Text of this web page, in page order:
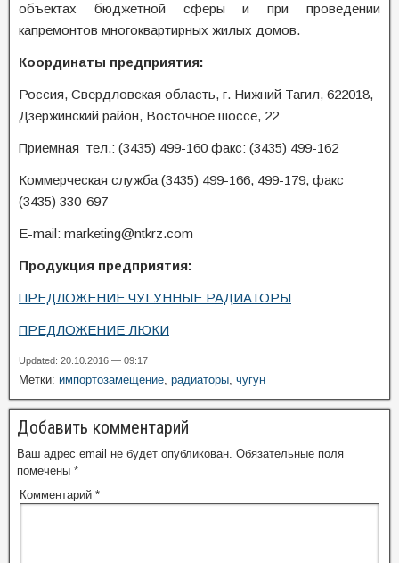
объектах бюджетной сферы и при проведении
капремонтов многоквартирных жилых домов.
Координаты предприятия:
Россия, Свердловская область, г. Нижний Тагил, 622018,
Дзержинский район, Восточное шоссе, 22
Приемная тел.: (3435) 499-160 факс: (3435) 499-162
Коммерческая служба (3435) 499-166, 499-179, факс
(3435) 330-697
E-mail: marketing@ntkrz.com
Продукция предприятия:
ПРЕДЛОЖЕНИЕ ЧУГУННЫЕ РАДИАТОРЫ
ПРЕДЛОЖЕНИЕ ЛЮКИ
Updated: 20.10.2016 — 09:17
Метки: импортозамещение, радиаторы, чугун
Добавить комментарий
Ваш адрес email не будет опубликован. Обязательные поля
помечены *
Комментарий *